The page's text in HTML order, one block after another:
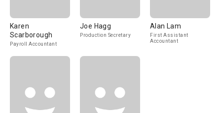
Karen
Scarborough
Payroll Accountant
Joe Hagg
Production Secretary
Alan Lam
First Assistant
Accountant